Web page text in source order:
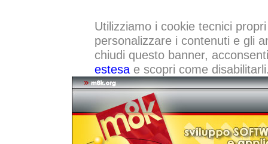
Utilizziamo i cookie tecnici
personalizzare i contenuti e gli
chiudi questo banner,
estesae scopri come